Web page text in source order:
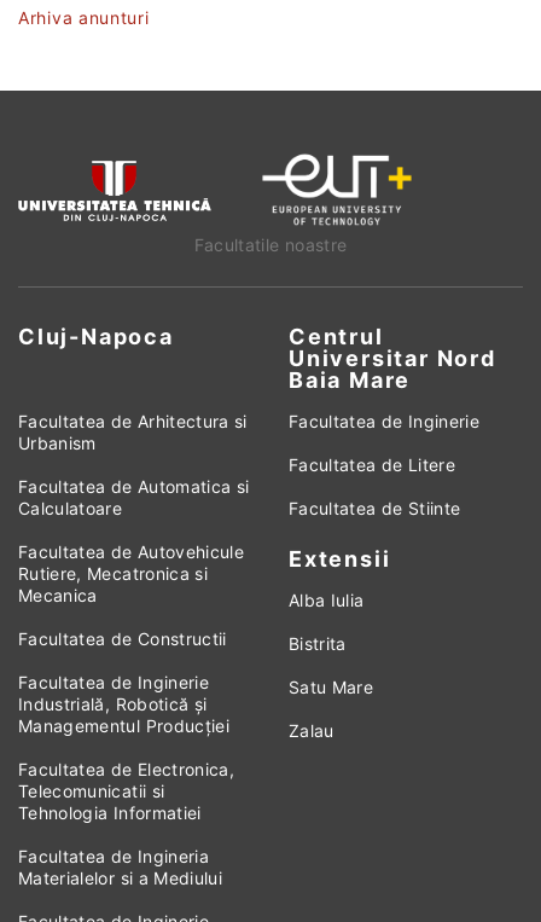
Arhiva anunturi
Facultatile noastre
Cluj-Napoca
Centrul
Universitar Nord
Baia Mare
Facultatea de Arhitectura si
Urbanism
Facultatea de Automatica si
Calculatoare
Facultatea de Autovehicule
Rutiere, Mecatronica si
Mecanica
Facultatea de Constructii
Facultatea de Inginerie
Industrială, Robotică și
Managementul Producției
Facultatea de Electronica,
Telecomunicatii si
Tehnologia Informatiei
Facultatea de Ingineria
Materialelor si a Mediului
Facultatea de Inginerie
Facultatea de Litere
Facultatea de Stiinte
Extensii
Alba Iulia
Bistrita
Satu Mare
Zalau